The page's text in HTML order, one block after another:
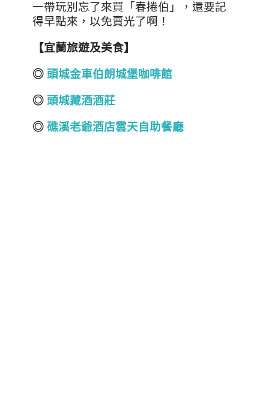
一帶玩別忘了來買「春捲伯」，還要記
得早點來，以免賣光了啊！
【宜蘭旅遊及美食】
◎ 頭城金車伯朗城堡咖啡館
◎ 頭城藏酒酒莊
◎ 礁溪老爺酒店雲天自助餐廳